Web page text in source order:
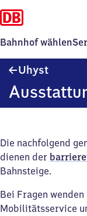
Bahnhof wählen
Uhyst
Die nachfolgend
dienen der
Bahnsteige.
Bei Fragen
Mobilitätsservice